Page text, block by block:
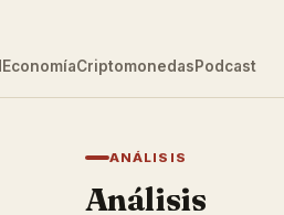
EconomíaCriptomonedasPodcast
ANÁLISIS
Análisis